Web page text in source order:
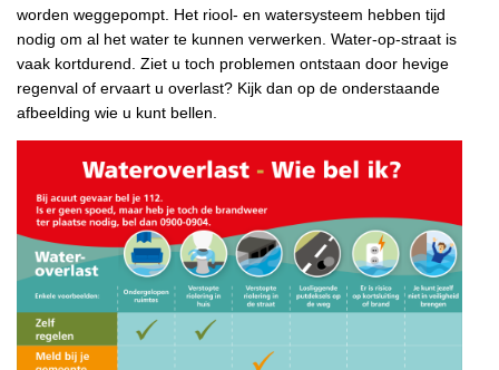
worden weggepompt. Het riool- en watersysteem hebben tijd
nodig om al het water te kunnen verwerken. Water-op-straat is
vaak kortdurend. Ziet u toch problemen ontstaan door hevige
regenval of ervaart u overlast? Kijk dan op de onderstaande
afbeelding wie u kunt bellen.